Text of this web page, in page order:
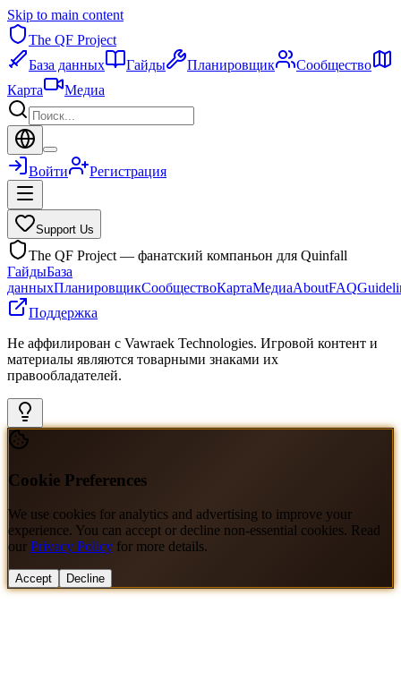
Skip to main content
The QF Project
База данных
Гайды Планировщик
Сообщество
Карта
Медиа
Войти Регистрация
Support Us
The QF Project — фанатский компаньон для Quinfall
ГайдыБаза
данныхПланировщикСообществоКартаМедиаAboutFAQ
Поддержка
Не аффилирован с Vawraek Technologies. Игровой контент и
материалы являются товарными знаками их
правообладателей.
Cookie Preferences
We use cookies for analytics and advertising to improve your
experience. You can accept or decline non-essential cookies. Read
our Privacy Policy for more details.
Accept Decline